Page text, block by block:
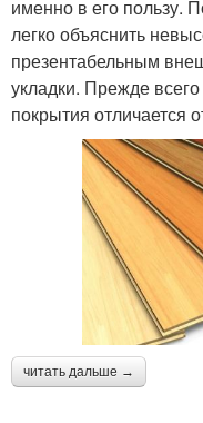
именно в его пользу.
легко объяснить
презентабельным
укладки. Прежде
покрытия отличается
читать дальше →